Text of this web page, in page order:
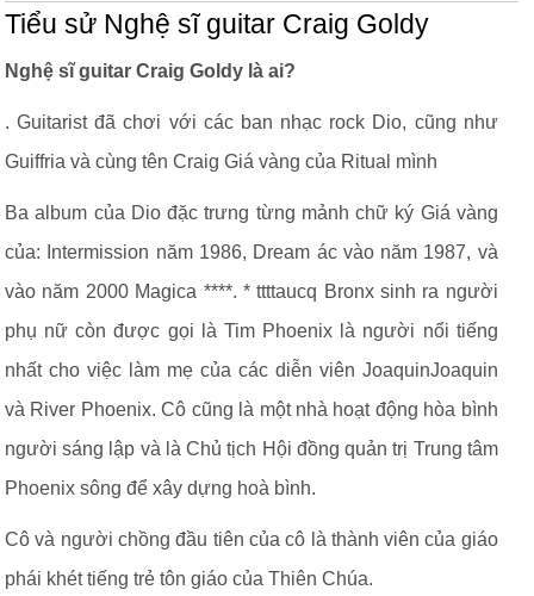
Tiểu sử Nghệ sĩ guitar Craig Goldy
Nghệ sĩ guitar Craig Goldy là ai?
. Guitarist đã chơi với các ban nhạc rock Dio, cũng như
Guiffria và cùng tên Craig Giá vàng của Ritual mình
Ba album của Dio đặc trưng từng mảnh chữ ký Giá vàng
của: Intermission năm 1986, Dream ác vào năm 1987, và
vào năm 2000 Magica ****. * ttttaucq Bronx sinh ra người
phụ nữ còn được gọi là Tim Phoenix là người nổi tiếng
nhất cho việc làm mẹ của các diễn viên JoaquinJoaquin
và River Phoenix. Cô cũng là một nhà hoạt động hòa bình
người sáng lập và là Chủ tịch Hội đồng quản trị Trung tâm
Phoenix sông để xây dựng hoà bình.
Cô và người chồng đầu tiên của cô là thành viên của giáo
phái khét tiếng trẻ tôn giáo của Thiên Chúa.